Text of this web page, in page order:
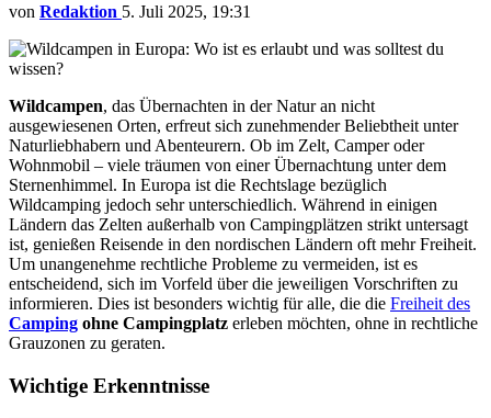
von Redaktion 5. Juli 2025, 19:31
Wildcampen, das Übernachten in der Natur an nicht
ausgewiesenen Orten, erfreut sich zunehmender Beliebtheit unter
Naturliebhabern und Abenteurern. Ob im Zelt, Camper oder
Wohnmobil – viele träumen von einer Übernachtung unter dem
Sternenhimmel. In Europa ist die Rechtslage bezüglich
Wildcamping jedoch sehr unterschiedlich. Während in einigen
Ländern das Zelten außerhalb von Campingplätzen strikt untersagt
ist, genießen Reisende in den nordischen Ländern oft mehr Freiheit.
Um unangenehme rechtliche Probleme zu vermeiden, ist es
entscheidend, sich im Vorfeld über die jeweiligen Vorschriften zu
informieren. Dies ist besonders wichtig für alle, die die Freiheit des
Camping ohne Campingplatz erleben möchten, ohne in rechtliche
Grauzonen zu geraten.
Wichtige Erkenntnisse